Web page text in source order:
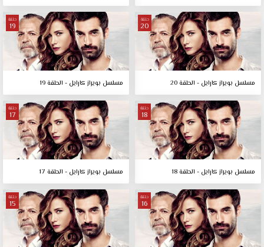
حلقة
20
مسلسل بويراز كارايل - الحلقة 20
حلقة
19
مسلسل بويراز كارايل - الحلقة 19
حلقة
18
مسلسل بويراز كارايل - الحلقة 18
حلقة
17
مسلسل بويراز كارايل - الحلقة 17
حلقة
16
حلقة
15